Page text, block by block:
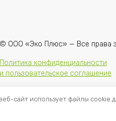
© ООО «Эко Плюс» — Все права
Политика конфиденциальности
и пользовательское соглашение
сайт использует файлы cookie